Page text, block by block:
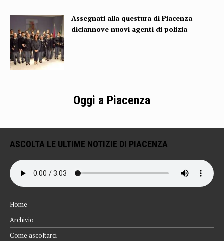
Assegnati alla questura di Piacenza
diciannove nuovi agenti di polizia
Oggi a Piacenza
ASCOLTA LE ULTIME NOTIZIE DI PIACENZA
Home
Archivio
Come ascoltarci